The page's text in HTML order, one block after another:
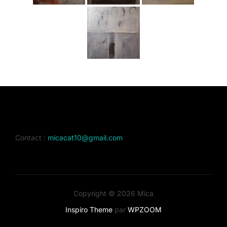
Contact : micacat10@gmail.com
Copyright © 2026 Mica
Inspiro Theme par WPZOOM